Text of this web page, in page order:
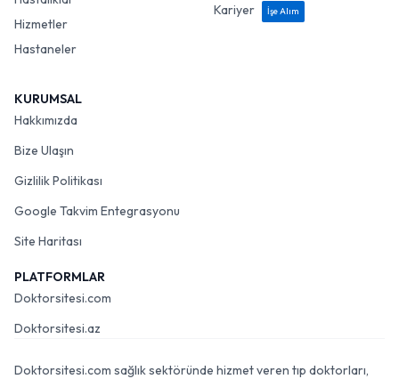
Hizmetler
Hastaneler
Kariyer
İşe Alım
KURUMSAL
Hakkımızda
Bize Ulaşın
Gizlilik Politikası
Google Takvim Entegrasyonu
Site Haritası
PLATFORMLAR
Doktorsitesi.com
Doktorsitesi.az
Doktorsitesi.com sağlık sektöründe hizmet veren tıp doktorları,